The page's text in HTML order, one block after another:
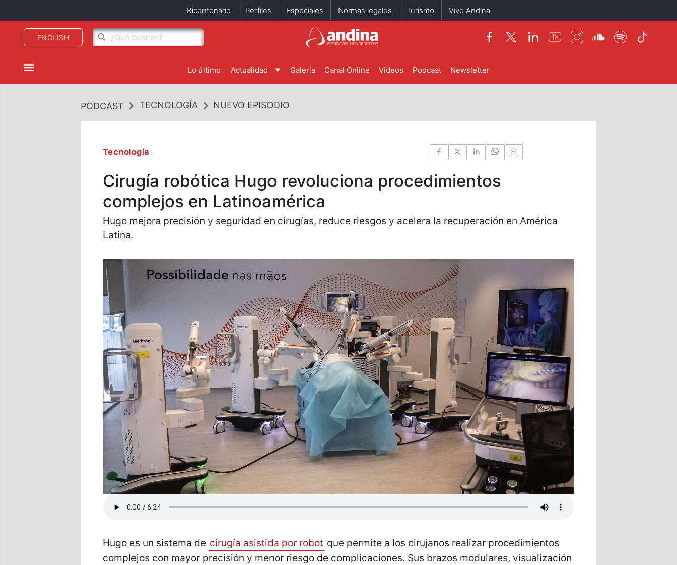
Bicentenario Perfiles Especiales Normas legales Turismo Vive Andina
ENGLISH
Lo último Actualidad Galería Canal Online Videos Podcast Newsletter
PODCAST TECNOLOGÍA NUEVO EPISODIO
Tecnología
Cirugía robótica Hugo revoluciona procedimientos
complejos en Latinoamérica
Hugo mejora precisión y seguridad en cirugías, reduce riesgos y acelera la recuperación en América
Latina.
Hugo es un sistema de cirugía asistida por robot que permite a los cirujanos realizar procedimientos
complejos con mayor precisión y menor riesgo de complicaciones. Sus brazos modulares, visualización